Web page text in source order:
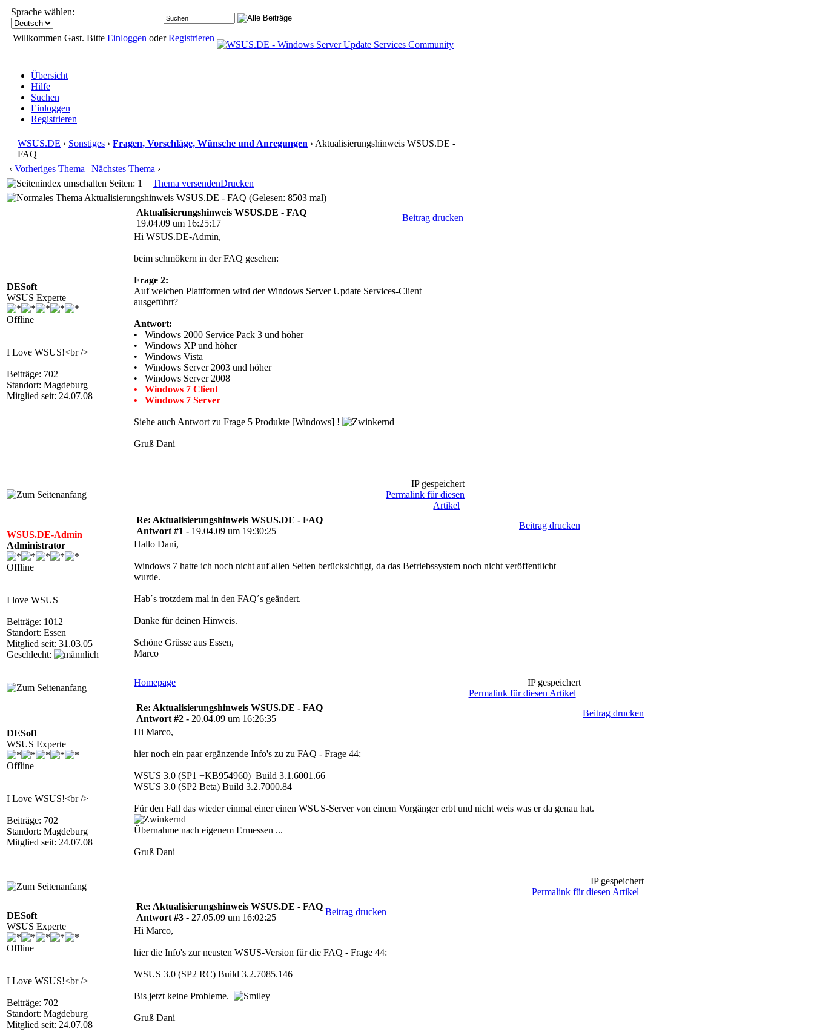
Sprache wählen:
Willkommen Gast. Bitte Einloggen oderRegistrieren
Übersicht
Hilfe
Suchen
Einloggen
Registrieren
WSUS.DE › Sonstiges › Fragen, Vorschläge, Wünsche und Anregungen › Aktualisierungshinweis WSUS.DE -
FAQ
‹ Vorheriges Thema | Nächstes Thema ›
Seiten: 1
Thema versendenDrucken
Aktualisierungshinweis WSUS.DE - FAQ (Gelesen: 8503 mal)
DESoft
WSUS Experte
Offline
I Love WSUS!<br />
Beiträge: 702
Standort: Magdeburg
Mitglied seit: 24.07.08
Aktualisierungshinweis WSUS.DE - FAQ
19.04.09 um 16:25:17
Beitrag drucken
Hi WSUS.DE-Admin,
beim schmökern in der FAQ gesehen:
Frage 2:
Auf welchen Plattformen wird der Windows Server Update Services-Client
ausgeführt?
Antwort:
• Windows 2000 Service Pack 3 und höher
• Windows XP und höher
• Windows Vista
• Windows Server 2003 und höher
• Windows Server 2008
• Windows 7 Client
• Windows 7 Server
Siehe auch Antwort zu Frage 5 Produkte [Windows] !
Gruß Dani
IP gespeichert
Permalink für diesen
Artikel
WSUS.DE-Admin
Administrator
Offline
I love WSUS
Beiträge: 1012
Standort: Essen
Mitglied seit: 31.03.05
Geschlecht:
Re: Aktualisierungshinweis WSUS.DE - FAQ
Antwort #1 - 19.04.09 um 19:30:25
Beitrag drucken
Hallo Dani,
Windows 7 hatte ich noch nicht auf allen Seiten berücksichtigt, da das Betriebssystem noch nicht veröffentlicht
wurde.
Hab´s trotzdem mal in den FAQ´s geändert.
Danke für deinen Hinweis.
Schöne Grüsse aus Essen,
Marco
Homepage
IP gespeichert
Permalink für diesen Artikel
DESoft
WSUS Experte
Offline
I Love WSUS!<br />
Beiträge: 702
Standort: Magdeburg
Mitglied seit: 24.07.08
Re: Aktualisierungshinweis WSUS.DE - FAQ
Antwort #2 - 20.04.09 um 16:26:35
Beitrag drucken
Hi Marco,
hier noch ein paar ergänzende Info's zu zu FAQ - Frage 44:
WSUS 3.0 (SP1 +KB954960) Build 3.1.6001.66
WSUS 3.0 (SP2 Beta) Build 3.2.7000.84
Für den Fall das wieder einmal einer einen WSUS-Server von einem Vorgänger erbt und nicht weis was er da genau hat.
Übernahme nach eigenem Ermessen ...
Gruß Dani
IP gespeichert
Permalink für diesen Artikel
DESoft
WSUS Experte
Offline
I Love WSUS!<br />
Beiträge: 702
Standort: Magdeburg
Mitglied seit: 24.07.08
Re: Aktualisierungshinweis WSUS.DE - FAQ
Antwort #3 - 27.05.09 um 16:02:25
Beitrag drucken
Hi Marco,
hier die Info's zur neusten WSUS-Version für die FAQ - Frage 44:
WSUS 3.0 (SP2 RC) Build 3.2.7085.146
Bis jetzt keine Probleme.
Gruß Dani